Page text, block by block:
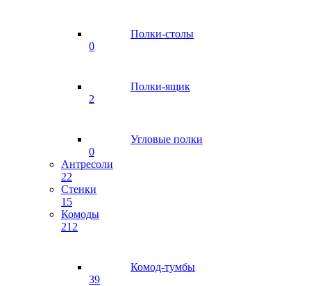
Полки-столы
0
Полки-ящик
2
Угловые полки
0
Антресоли
22
Стенки
15
Комоды
212
Комод-тумбы
39